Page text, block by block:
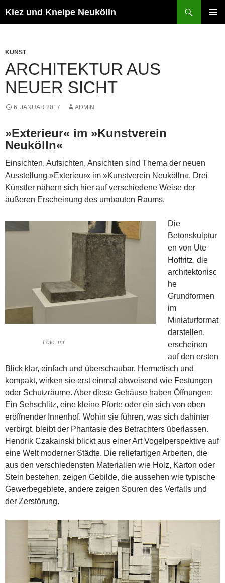
Inhalt
Kiez und Kneipe Neukölln
KUNST
ARCHITEKTUR AUS
NEUER SICHT
6. JANUAR 2017 ADMIN
»Exterieur« im »Kunstverein
Neukölln«
Einsichten, Aufsichten, Ansichten sind Thema der neuen
Ausstellung »Exterieur« im »Kunstverein Neukölln«. Drei
Künstler nähern sich hier auf verschiedene Weise der
äußeren Erscheinung des umbauten Raums.
Foto: mr
Die
Betonskulptur
en von Ute
Hoffritz, die
architektonisc
he
Grundformen
im
Miniaturformat
darstellen,
erscheinen
auf den ersten
Blick klar, einfach und überschaubar. Hermetisch und
kompakt, wirken sie erst einmal abweisend wie Festungen
oder Schutzräume. Aber diese Gehäuse haben Öffnungen:
Ein Sehschlitz, eine kleine Pforte oder ein sich von oben
eröffnender Innenhof. Wohin sie führen, was sich dahinter
verbirgt, bleibt der Phantasie des Betrachters überlassen.
Hendrik Czakainski blickt aus einer Art Vogelperspektive auf
eine Welt moderner Städte. Die reliefartigen Arbeiten, die
aus den verschiedensten Materialien wie Holz, Karton oder
Stein bestehen, zeigen Gebilde, die aussehen wie typische
Gewerbegebiete, andere zeigen Spuren des Verfalls und
der Zerstörung.